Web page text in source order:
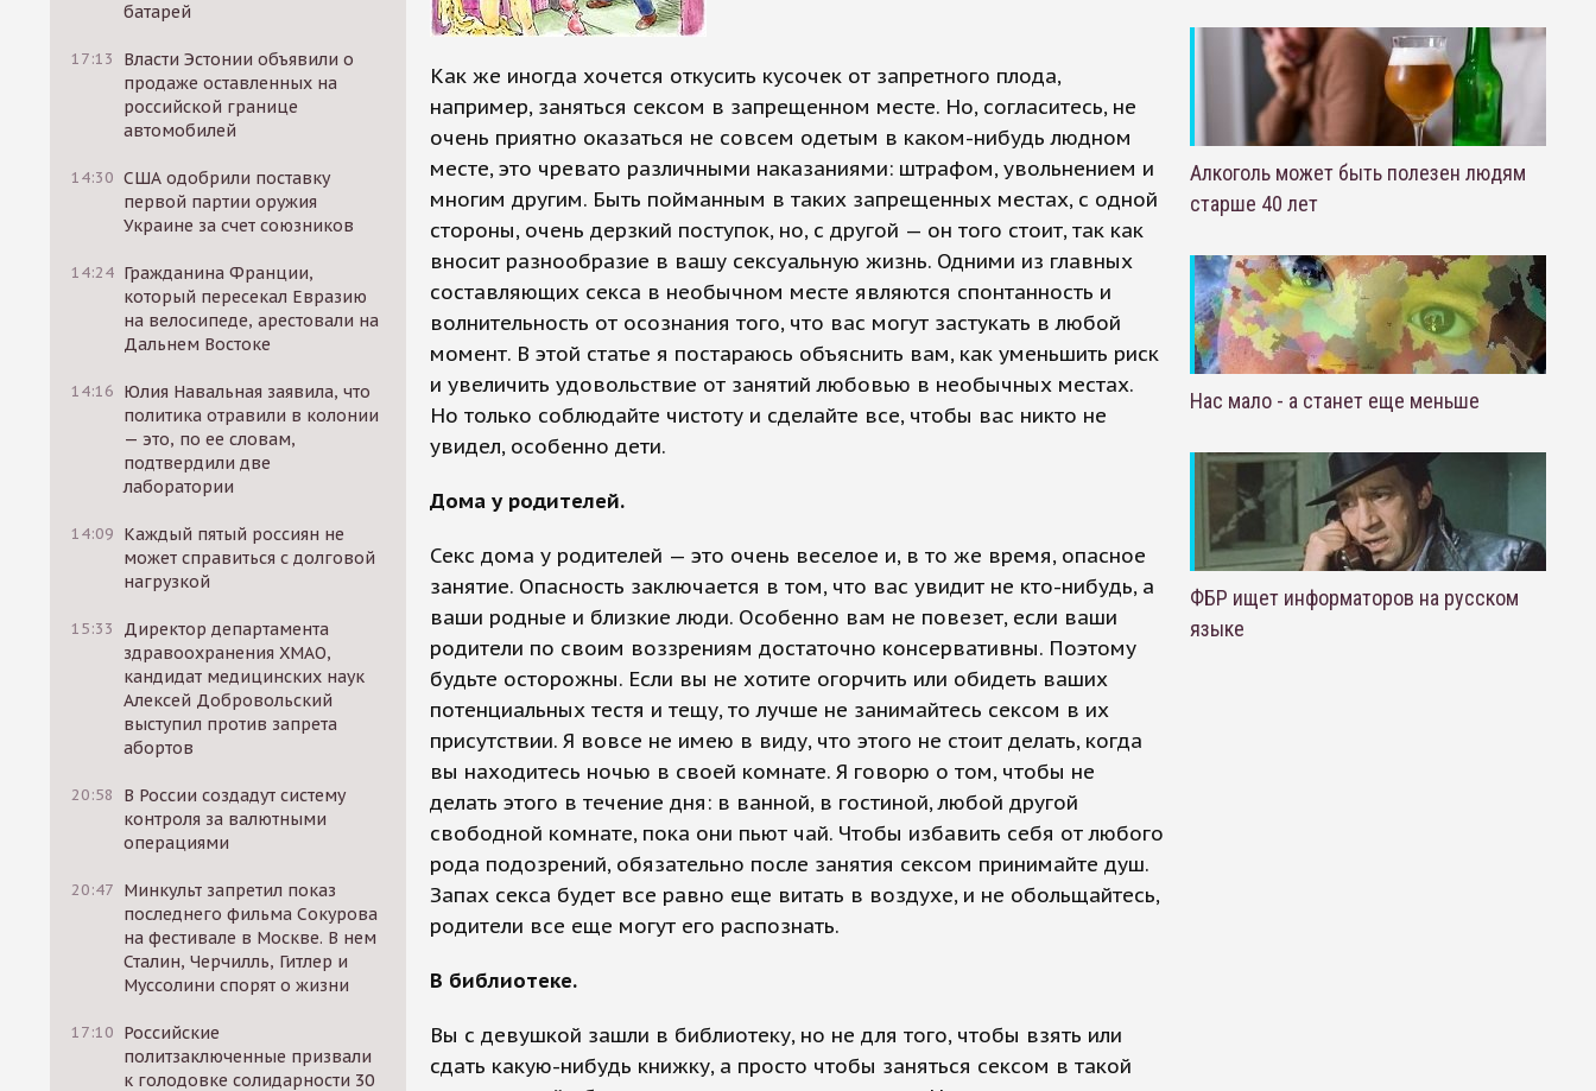
батарей
17:13
Власти Эстонии объявили о
продаже оставленных на
российской границе
автомобилей
14:30 США одобрили поставку
первой партии оружия
Украине за счет союзников
14:24 Гражданина Франции,
который пересекал Евразию
на велосипеде, арестовали на
Дальнем Востоке
14:16 Юлия Навальная заявила, что
политика отравили в колонии
— это, по ее словам,
подтвердили две
лаборатории
14:09 Каждый пятый россиян не
может справиться с долговой
нагрузкой
15:33
Директор департамента
здравоохранения ХМАО,
кандидат медицинских наук
Алексей Добровольский
выступил против запрета
абортов
20:58
В России создадут систему
контроля за валютными
операциями
20:47 Минкульт запретил показ
последнего фильма Сокурова
на фестивале в Москве. В нем
Сталин, Черчилль, Гитлер и
Муссолини спорят о жизни
17:10 Российские
политзаключенные призвали
к голодовке солидарности 30
Как же иногда хочется откусить кусочек от запретного плода,
например, заняться сексом в запрещенном месте. Но, согласитесь, не
очень приятно оказаться не совсем одетым в каком-нибудь людном
месте, это чревато различными наказаниями: штрафом, увольнением и
многим другим. Быть пойманным в таких запрещенных местах, с одной
стороны, очень дерзкий поступок, но, с другой — он того стоит, так как
вносит разнообразие в вашу сексуальную жизнь. Одними из главных
составляющих секса в необычном месте являются спонтанность и
волнительность от осознания того, что вас могут застукать в любой
момент. В этой статье я постараюсь объяснить вам, как уменьшить риск
и увеличить удовольствие от занятий любовью в необычных местах.
Но только соблюдайте чистоту и сделайте все, чтобы вас никто не
увидел, особенно дети.
Дома у родителей.
Секс дома у родителей — это очень веселое и, в то же время, опасное
занятие. Опасность заключается в том, что вас увидит не кто-нибудь, а
ваши родные и близкие люди. Особенно вам не повезет, если ваши
родители по своим воззрениям достаточно консервативны. Поэтому
будьте осторожны. Если вы не хотите огорчить или обидеть ваших
потенциальных тестя и тещу, то лучше не занимайтесь сексом в их
присутствии. Я вовсе не имею в виду, что этого не стоит делать, когда
вы находитесь ночью в своей комнате. Я говорю о том, чтобы не
делать этого в течение дня: в ванной, в гостиной, любой другой
свободной комнате, пока они пьют чай. Чтобы избавить себя от любого
рода подозрений, обязательно после занятия сексом принимайте душ.
Запах секса будет все равно еще витать в воздухе, и не обольщайтесь,
родители все еще могут его распознать.
В библиотеке.
Вы с девушкой зашли в библиотеку, но не для того, чтобы взять или
сдать какую-нибудь книжку, а просто чтобы заняться сексом в такой
Алкоголь может быть полезен людям
старше 40 лет
Нас мало - а станет еще меньше
ФБР ищет информаторов на русском
языке